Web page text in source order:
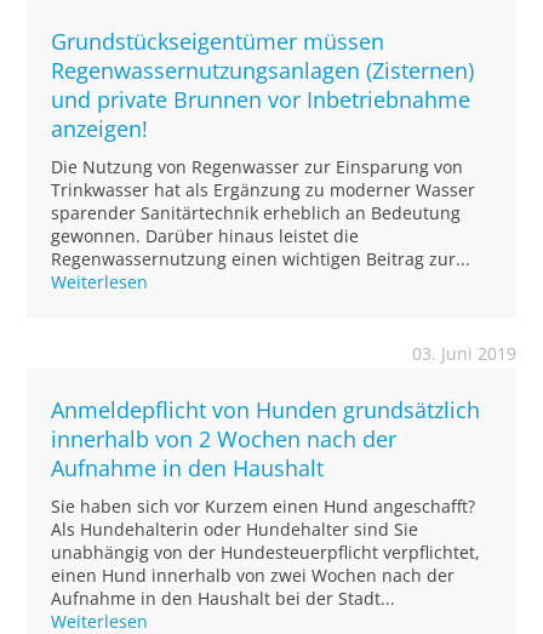
Grundstückseigentümer müssen
Regenwassernutzungsanlagen (Zisternen)
und private Brunnen vor Inbetriebnahme
anzeigen!
Die Nutzung von Regenwasser zur Einsparung von
Trinkwasser hat als Ergänzung zu moderner Wasser
sparender Sanitärtechnik erheblich an Bedeutung
gewonnen. Darüber hinaus leistet die
Regenwassernutzung einen wichtigen Beitrag zur...
Weiterlesen
03. Juni 2019
Anmeldepflicht von Hunden grundsätzlich
innerhalb von 2 Wochen nach der
Aufnahme in den Haushalt
Sie haben sich vor Kurzem einen Hund angeschafft?
Als Hundehalterin oder Hundehalter sind Sie
unabhängig von der Hundesteuerpflicht verpflichtet,
einen Hund innerhalb von zwei Wochen nach der
Aufnahme in den Haushalt bei der Stadt...
Weiterlesen